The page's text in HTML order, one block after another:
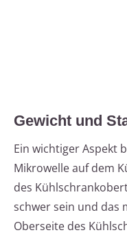
Gewicht und
Ein wichtiger Aspekt
Mikrowelle auf dem
des
schwer sein und das
Oberseite des